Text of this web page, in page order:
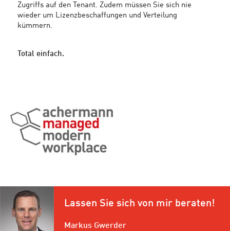
Zugriffs auf den Tenant. Zudem müssen Sie sich nie
wieder um Lizenzbeschaffungen und Verteilung
kümmern.
Total einfach.
Lassen Sie sich von mir beraten!
Markus Gwerder